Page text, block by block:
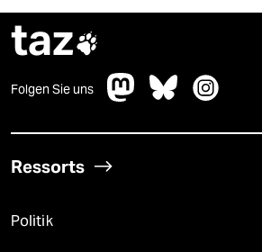
taz
Folgen Sie uns
Ressorts
Politik